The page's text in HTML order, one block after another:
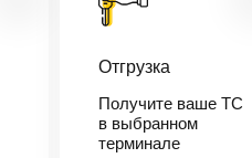
Отгрузка
Получите ваше ТС
в выбранном
терминале